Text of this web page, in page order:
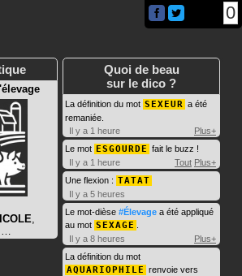
0
,
…
Quoi de beau
sur le dico ?
La définition du mot SEXEUR a été
remaniée.
Il y a 1 heure
Plus+
Le mot ESGOURDE fait le buzz !
Il y a 1 heure
Tout Plus+
Une flexion : TATAT
Il y a 5 heures
Le mot-dièse #Élevage a été appliqué
au mot SEXAGE
Il y a 8 heures
Plus+
La définition du mot
AQUARIOPHILE renvoie vers